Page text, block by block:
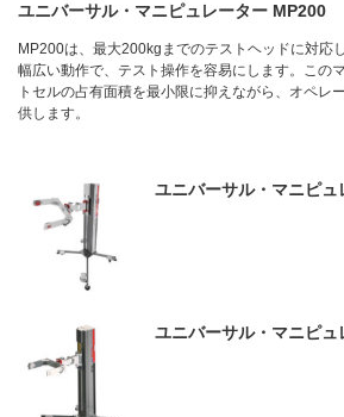
ユニバーサル・マニピュレーター MP200
MP200は、最大200kgまでのテストヘッドに対応
幅広い動作で、テスト操作を容易にします。この
トセルの占有面積を最小限に抑えながら、オペレ
供します。
ユニバーサル・マニピ
ユニバーサル・マニピ